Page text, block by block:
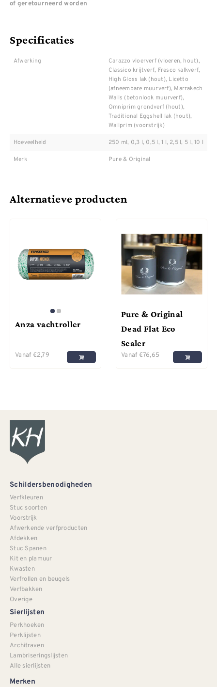
of geretourneerd worden
Specificaties
Afwerking
Carazzo vloerverf (vloeren, hout),
Classico krijtverf, Fresco kalkverf,
High Gloss lak (hout), Licetto
(afneembare muurverf), Marrakech
Walls (betonlook muurverf),
Omniprim grondverf (hout),
Traditional Eggshell lak (hout),
Wallprim (voorstrijk)
Hoeveelheid 250 ml, 0,3 l, 0,5 l, 1 l, 2,5 l, 5 l, 10 l
Merk Pure & Original
Alternatieve producten
Anza vachtroller
Vanaf €2,79
Pure & Original
Dead Flat Eco
Sealer
Vanaf €76,65
Schildersbenodigheden
Verfkleuren
Stuc soorten
Voorstrijk
Afwerkende verfproducten
Afdekken
Stuc Spanen
Kit en plamuur
Kwasten
Verfrollen en beugels
Verfbakken
Overige
Sierlijsten
Perkhoeken
Perklijsten
Architraven
Lambriseringslijsten
Alle sierlijsten
Merken